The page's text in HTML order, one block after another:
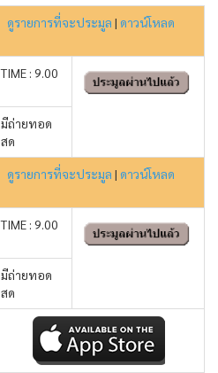
ดูรายการที่จะประมูล | ดาวน์โหลด
TIME : 9.00
มีถ่ายทอด
สด
ดูรายการที่จะประมูล | ดาวน์โหลด
TIME : 9.00
มีถ่ายทอด
สด